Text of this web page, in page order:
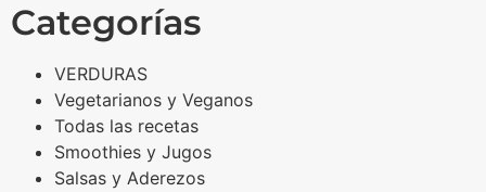
Categorías
VERDURAS
Vegetarianos y Veganos
Todas las recetas
Smoothies y Jugos
Salsas y Aderezos